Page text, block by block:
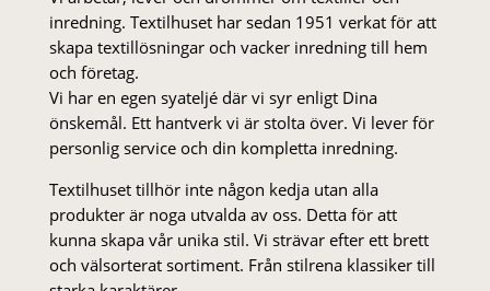
inredning. Textilhuset har sedan 1951 verkat för att
skapa textillösningar och vacker inredning till hem
och företag.
Vi har en egen syateljé där vi syr enligt Dina
önskemål. Ett hantverk vi är stolta över. Vi lever för
personlig service och din kompletta inredning.
Textilhuset tillhör inte någon kedja utan alla
produkter är noga utvalda av oss. Detta för att
kunna skapa vår unika stil. Vi strä­var efter ett brett
och välsorterat sor­ti­ment. Från stil­rena klas­siker till